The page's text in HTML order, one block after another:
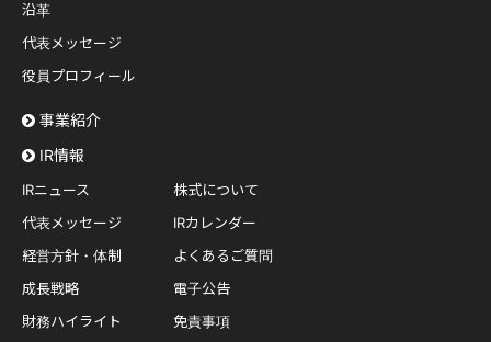
沿革
代表メッセージ
役員プロフィール
事業紹介
IR情報
IRニュース
代表メッセージ
経営方針・体制
成長戦略
財務ハイライト
株式について
IRカレンダー
よくあるご質問
電子公告
免責事項